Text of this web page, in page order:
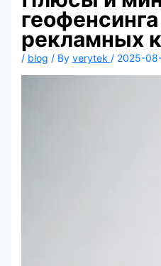
рекламных
/ blog / By verytek / 2025-